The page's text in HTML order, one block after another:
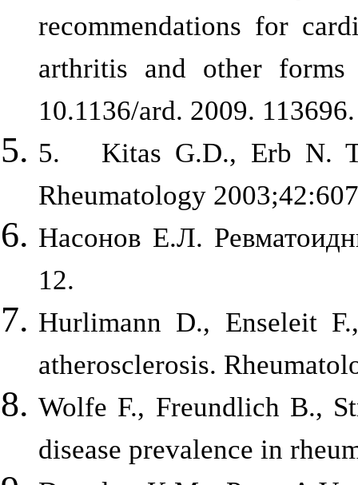
recommendations for
arthritis and other
10.1136/ard. 2009. 113696.
5. Kitas G.D., Erb N.
Rheumatology
Насонов Е.Л.
12.
Hurlimann D., Enseleit
atherosclerosis.
Wolfe F., Freundlich B.,
disease prevalence in